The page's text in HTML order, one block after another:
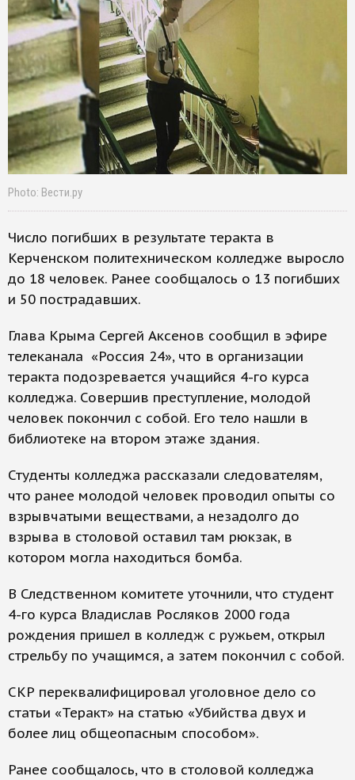
Photo: Вести.ру
Число погибших в результате теракта в
Керченском политехническом колледже выросло
до 18 человек. Ранее сообщалось о 13 погибших
и 50 пострадавших.
Глава Крыма Сергей Аксенов сообщил в эфире
телеканала «Россия 24», что в организации
теракта подозревается учащийся 4-го курса
колледжа. Совершив преступление, молодой
человек покончил с собой. Его тело нашли в
библиотеке на втором этаже здания.
Студенты колледжа рассказали следователям,
что ранее молодой человек проводил опыты со
взрывчатыми веществами, а незадолго до
взрыва в столовой оставил там рюкзак, в
котором могла находиться бомба.
В Следственном комитете уточнили, что студент
4-го курса Владислав Росляков 2000 года
рождения пришел в колледж с ружьем, открыл
стрельбу по учащимся, а затем покончил с собой.
СКР переквалифицировал уголовное дело со
статьи «Теракт» на статью «Убийства двух и
более лиц общеопасным способом».
Ранее сообщалось, что в столовой колледжа